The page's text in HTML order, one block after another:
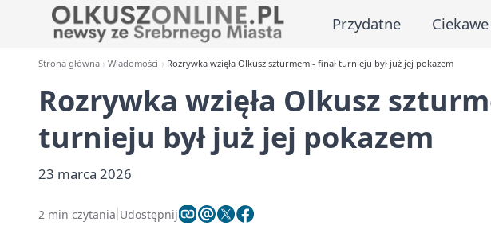
Przydatne Ciekawe
Strona główna Wiadomości Rozrywka wzięła Olkusz szturmem - finał turnieju był już jej pokazem
Rozrywka wzięła Olkusz
turnieju był już jej pokazem
23 marca 2026
2 min czytania Udostępnij